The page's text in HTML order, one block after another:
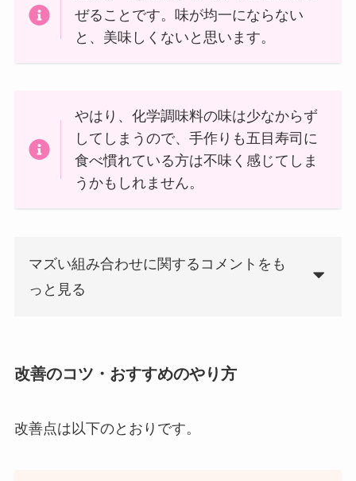
ぜることです。味が均一にならない
と、美味しくないと思います。
やはり、化学調味料の味は少なからず
してしまうので、手作りも五目寿司に
食べ慣れている方は不味く感じてしま
うかもしれません。
マズい組み合わせに関するコメントをも
っと見る
改善のコツ・おすすめのやり方
改善点は以下のとおりです。